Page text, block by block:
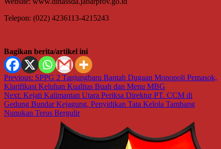
Telepon: (022) 4236113-4215243
Bagikan berita/artikel ini
Navigasi
pos
Previous: SPPG 2 Tanjungbaru Bantah Dugaan Monopoli Pemasok,
Klarifikasi Keluhan Kualitas Buah dan Menu MBG
Next: Kejati Kalimantan Utara Periksa Direktur PT. CCM di
Gedung Bundar Kejagung, Penyidikan Tata Kelola Tambang
Nunukan Terus Bergulir